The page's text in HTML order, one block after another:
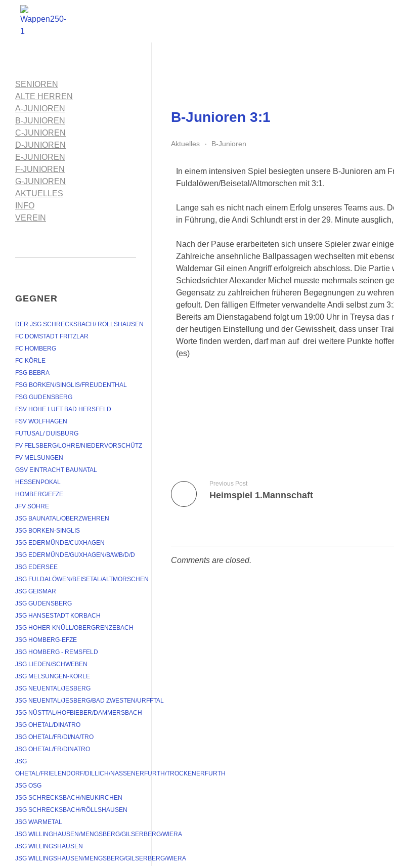
B-Junioren 3:1
Aktuelles B-Junioren
In einem intensiven Spiel besiegten unsere B-Junioren am
Fuldalöwen/Beisetal/Altmorschen mit 3:1.
Lange sah es nicht nach einem Erfolg unseres Teams aus.
in Führung, die Andi Schlundt erst in der 29. Minute
Nach der Pause erarbeiteten sich unsere Spieler zwar
Zahlreiche ansehnliche Ballpassagen wechselten mit
Waldemar Gil einen Angriff erfolgreich abschloss. Die
Schiedsrichter Alexander Michel musste mehrmals seinen
Gegensatz zu zahlreichen früheren Begegnungen zu
gefoult. Den fälligen Elfmeter verwandelte Andi selbst zum
Bereits am Dienstagabend folgt um 19:00 Uhr in Treysa
der heutigen Einstellung und der Gewissheit, dass unser
Worte finden werden, darf man auf drei weitere Punkte
(es)
Previous Post
Heimspiel 1.Mannschaft
Comments are closed.
SENIOREN
ALTE HERREN
A-JUNIOREN
B-JUNIOREN
C-JUNIOREN
D-JUNIOREN
E-JUNIOREN
F-JUNIOREN
G-JUNIOREN
AKTUELLES
INFO
VEREIN
GEGNER
DER JSG SCHRECKSBACH/ RÖLLSHAUSEN
FC DOMSTADT FRITZLAR
FC HOMBERG
FC KÖRLE
FSG BEBRA
FSG BORKEN/SINGLIS/FREUDENTHAL
FSG GUDENSBERG
FSV HOHE LUFT BAD HERSFELD
FSV WOLFHAGEN
FUTUSAL/ DUISBURG
FV FELSBERG/LOHRE/NIEDERVORSCHÜTZ
FV MELSUNGEN
GSV EINTRACHT BAUNATAL
HESSENPOKAL
HOMBERG/EFZE
JFV SÖHRE
JSG BAUNATAL/OBERZWEHREN
JSG BORKEN-SINGLIS
JSG EDERMÜNDE/CUXHAGEN
JSG EDERMÜNDE/GUXHAGEN/B/W/B/D/D
JSG EDERSEE
JSG FULDALÖWEN/BEISETAL/ALTMORSCHEN
JSG GEISMAR
JSG GUDENSBERG
JSG HANSESTADT KORBACH
JSG HOHER KNÜLL/OBERGRENZEBACH
JSG HOMBERG-EFZE
JSG HOMBERG - REMSFELD
JSG LIEDEN/SCHWEBEN
JSG MELSUNGEN-KÖRLE
JSG NEUENTAL/JESBERG
JSG NEUENTAL/JESBERG/BAD ZWESTEN/URFFTAL
JSG NÜSTTAL/HOFBIEBER/DAMMERSBACH
JSG OHETAL/DINATRO
JSG OHETAL/FR/DI/NA/TRO
JSG OHETAL/FR/DINATRO
JSG
OHETAL/FRIELENDORF/DILLICH/NASSENERFURTH/TROCKENERFURTH
JSG OSG
JSG SCHRECKSBACH/NEUKIRCHEN
JSG SCHRECKSBACH/RÖLLSHAUSEN
JSG WARMETAL
JSG WILLINGHAUSEN/MENGSBERG/GILSERBERG/WIERA
JSG WILLINGSHAUSEN
JSG WILLINGSHAUSEN/MENGSBERG/GILSERBERG/WIERA